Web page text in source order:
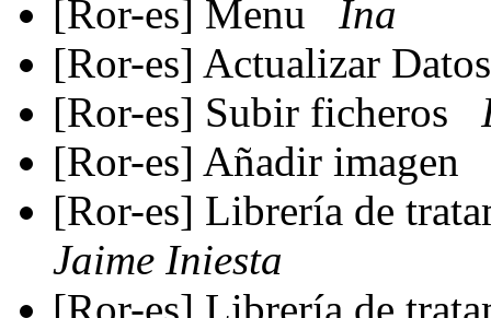
[Ror-es] Menu
Ina
[Ror-es] Actualizar
[Ror-es] Subir ficheros
[Ror-es] Añadir imagen
[Ror-es] Librería de
Jaime Iniesta